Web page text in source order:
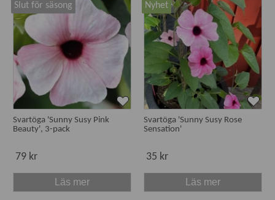
Slut för säsong
Svartöga 'Sunny Susy Pink
Beauty', 3-pack
79 kr
Läs mer
Nyhet
Svartöga 'Sunny Susy Rose
Sensation'
35 kr
Läs mer